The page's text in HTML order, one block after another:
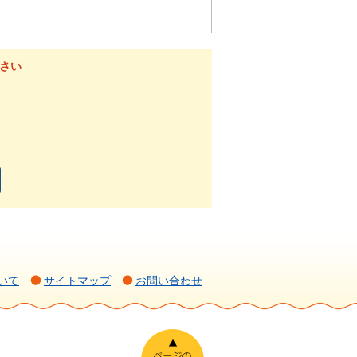
い
て サイトマップ お問い合わせ